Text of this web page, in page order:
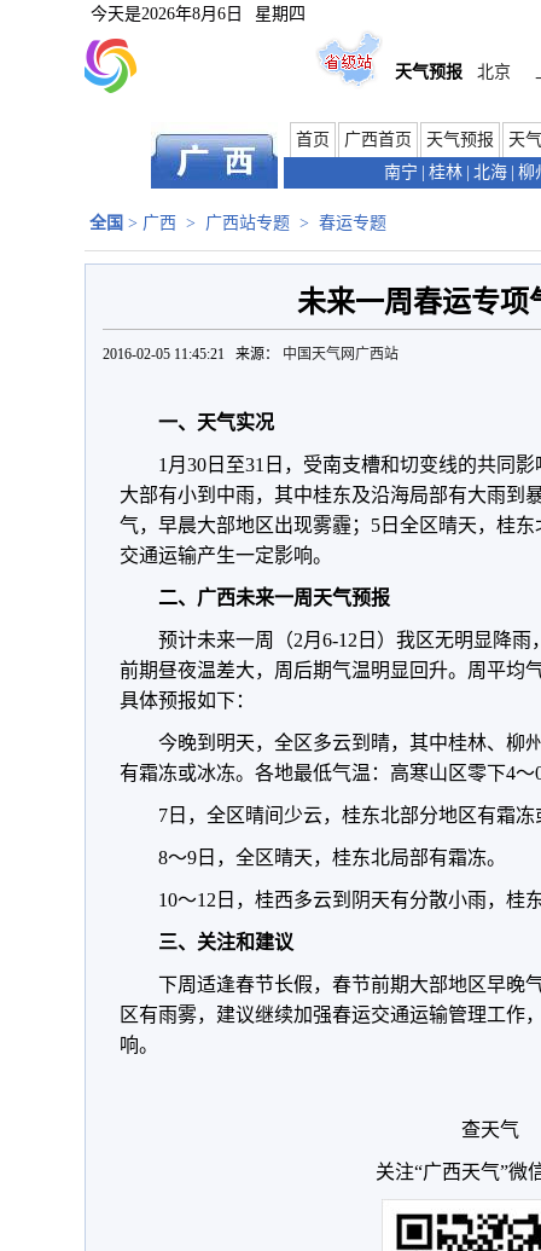
今天是2026年8月6日 星期四
天气预报 北京
首页 广西首页 天气预报
天
南宁
桂林 北海 柳
全国 > 广西 > 广西站专题 > 春运专题
未来一周春运专项
2016-02-05 11:45:21 来源： 中国天气网广西站
一、天气实况
1月30日至31日，受南支槽和切变线的共同
大部有小到中雨，其中桂东及沿海局部有大雨到
气，早晨大部地区出现雾霾；5日全区晴天，桂
交通运输产生一定影响。
二、广西未来一周天气预报
预计未来一周（2月6-12日）我区无明显降
前期昼夜温差大，周后期气温明显回升。周平
具体预报如下：
今晚到明天，全区多云到晴，其中桂林、柳
有霜冻或冰冻。各地最低气温：高寒山区零下4
7日，全区晴间少云，桂东北部分地区有霜冻
8～9日，全区晴天，桂东北局部有霜冻。
10～12日，桂西多云到阴天有分散小雨，桂
三、关注和建议
下周适逢春节长假，春节前期大部地区早晚
区有雨雾，建议继续加强春运交通运输管理工作
响。
查天气
关注“广西天气”微